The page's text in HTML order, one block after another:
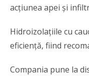
acțiunea apei și
Hidroizolațiile cu
eficiență, fiind
Compania pune la